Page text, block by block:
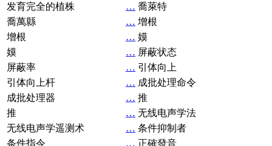
发育完全的植株
… 喬萊特
喬萬縣
… 增根
增根
… 嫫
嫫
… 屏蔽状态
屏蔽率
… 引体向上
引体向上杆
… 成批处理命令
成批处理器
… 推
推
… 无线电声学法
无线电声学遥测术
… 条件抑制者
条件指令
… 正確發音